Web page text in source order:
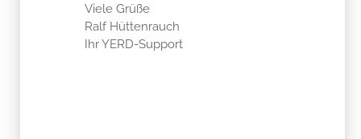
Viele Grüße
Ralf Hüttenrauch
Ihr YERD-Support